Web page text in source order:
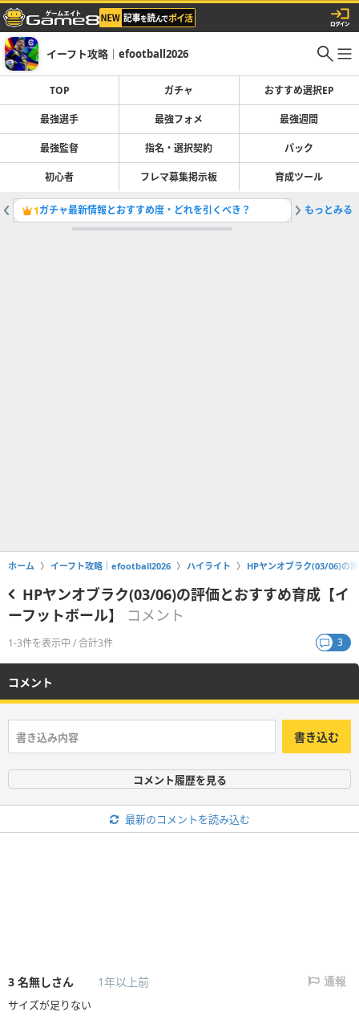
イーフト攻略｜efootball2026
TOP ガチャ おすすめ選択EP
最強選手 最強フォメ 最強週間
最強監督 指名・選択契約 パック
初心者 フレマ募集掲示板 育成ツール
1ガチャ最新情報とおすすめ度・どれを引くべき？ 2
もっとみる
ホーム イーフト攻略｜efootball2026 ハイライト HPヤンオブラク(03/06)の
HPヤンオブラク(03/06)の評価とおすすめ育成【イ
ーフットボール】
コメント
1-3件を表示中 / 合計3件 3
コメント
書き込む
コメント履歴を見る
最新のコメントを読み込む
3 名無しさん 1年以上前 通報
サイズが足りない